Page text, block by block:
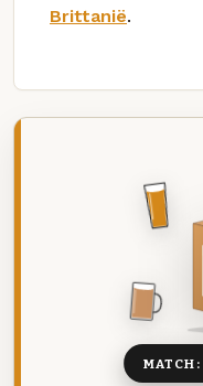
Brittanië.
MATCH: